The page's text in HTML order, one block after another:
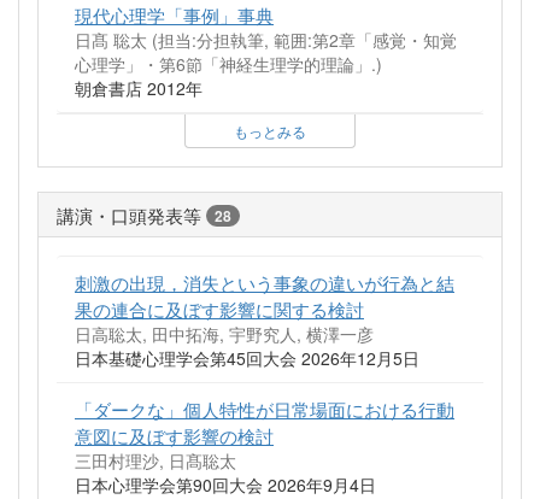
現代心理学「事例」事典
日髙 聡太 (担当:分担執筆, 範囲:第2章「感覚・知覚
心理学」・第6節「神経生理学的理論」.)
朝倉書店 2012年
もっとみる
講演・口頭発表等 28
刺激の出現，消失という事象の違いが行為と結
果の連合に及ぼす影響に関する検討
日高聡太, 田中拓海, 宇野究人, 横澤一彦
日本基礎心理学会第45回大会 2026年12月5日
「ダークな」個人特性が日常場面における行動
意図に及ぼす影響の検討
三田村理沙, 日髙聡太
日本心理学会第90回大会 2026年9月4日